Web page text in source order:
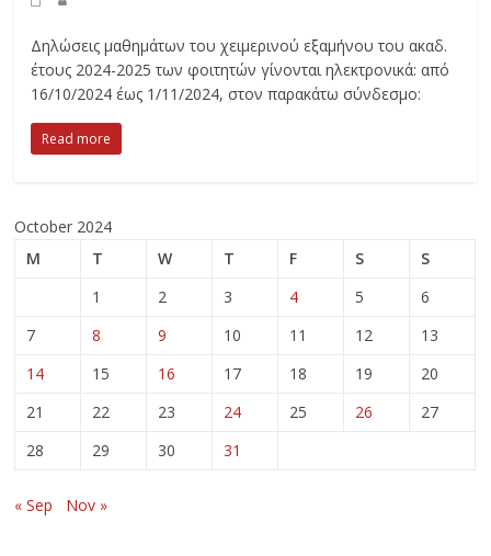
Δηλώσεις μαθημάτων του χειμερινού εξαμήνου του ακαδ.
έτους 2024-2025 των φοιτητών γίνονται ηλεκτρονικά: από
16/10/2024 έως 1/11/2024, στον παρακάτω σύνδεσμο:
Read more
October 2024
M
T W T F S
S
1
2 3 4 5
6
7
8 9 10 11 12
13
14
15 16 17 18 19
20
21
22 23 24 25 26
27
28
29 30 31
« Sep Nov »